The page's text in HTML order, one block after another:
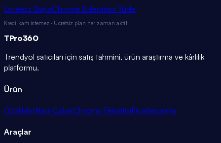
Ücretsiz BaşlaChrome Eklentisini Yükle
Kredi kartı istemez · Ücretsiz plan her zaman aktif
TPro360
Trendyol satıcıları için satış tahmini, ürün araştırma ve kârlılık
platformu.
Ürün
ÖzelliklerNasıl ÇalışırChrome EklentisiFiyatlandırma
Araçlar